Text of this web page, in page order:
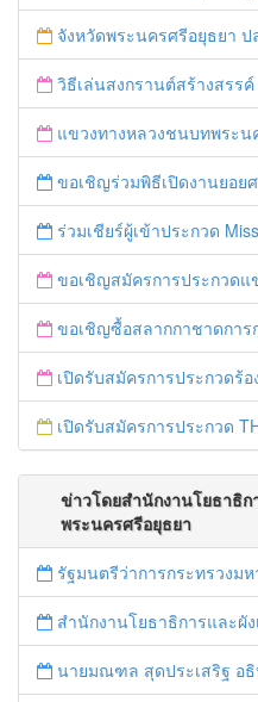
จังหวัดพระนครศรีอยุธยา ปล่อยแถวตำรวจ ทหาร ฝ่ายปกครอง กว่า 100 นาย ตรวจเข้มท่ารถสาธารณะ
วิธีเล่นสงกรานต์สร้างสรร
แขวงทางหลวงชนบทพระนครศรีอยุธยา "ร่วมรณรงค์ ขับช้า เปิด
ขอเชิญร่วมพิธีเปิดงานยอยศ
ร่วมเชียร์ผู้เข้าประกวด Miss
ขอเชิญสมัครการประกวดแข่งขันวงดนตรี
ขอเชิญซื้อสลากกาชาดการกุศลพิเศษจัง
เปิดรับสมัครการประกวดร้องเพ
เปิดรับสมัครการประกวด THE BEST
ข่าวโดยสำนักงานโยธาธิก
พระนครศรีอยุธยา
รัฐมนตรีว่าการกระทรวงมหาดไทย พร้อมด้วยรองอธิบดีกรมโยธาธิการและผังเมือง เ
สำนักงานโยธาธิการและผังเมืองจังหวัดพระนครศรีอยุธยา จัดประชุมคณะกรรมการกำกับดูแลและปฏิบัติงานของที่ปรึกษาแล
นายมณฑล สุดประเสริฐ อธิบดีกรมโยธาธิการและผังเมือง เดินทางม